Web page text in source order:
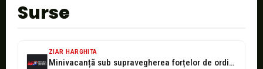
Surse
ZIAR HARGHITA
Minivacanță sub supravegherea forțelor de ordine: polițiștii, jandarmii și pompierii harghiteni, mobilizați...